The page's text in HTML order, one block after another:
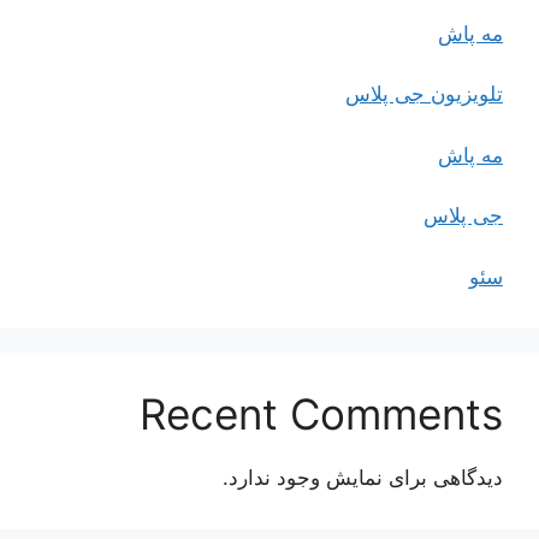
مه پاش
تلویزیون جی پلاس
مه پاش
جی پلاس
سئو
Recent Comments
دیدگاهی برای نمایش وجود ندارد.